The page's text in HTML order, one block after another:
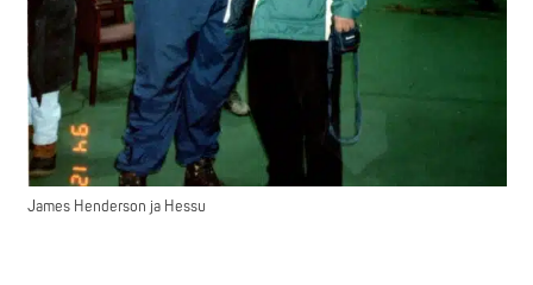
James Henderson ja Hessu